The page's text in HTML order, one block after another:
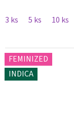
3 ks
5 ks 10 ks
FEMINIZED
INDICA